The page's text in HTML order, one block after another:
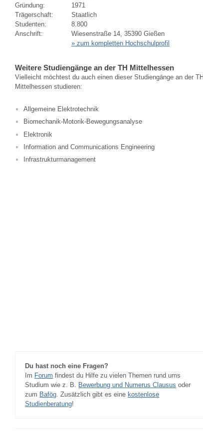
Gründung:
1971
Trägerschaft:
Staatlich
Studenten:
8.800
Anschrift:
Wiesenstraße 14, 35390 Gießen
» zum kompletten Hochschulprofil
Weitere Studiengänge an der TH Mittelhessen
Vielleicht möchtest du auch einen dieser Studiengänge an der TH
Mittelhessen studieren:
Allgemeine Elektrotechnik
Biomechanik-Motorik-Bewegungsanalyse
Elektronik
Information and Communications Engineering
Infrastrukturmanagement
Du hast noch eine Fragen?
Im Forum findest du Hilfe zu vielen Themen rund ums
Studium wie z. B. Bewerbung und Numerus Clausus oder
zum Bafög. Zusätzlich gibt es eine kostenlose
Studienberatung!